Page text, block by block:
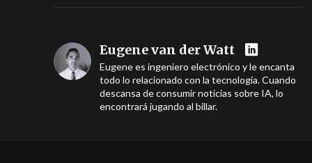
Eugene van der Watt
Eugene es ingeniero electrónico y le encanta
todo lo relacionado con la tecnología. Cuando
descansa de consumir noticias sobre IA, lo
encontrará jugando al billar.